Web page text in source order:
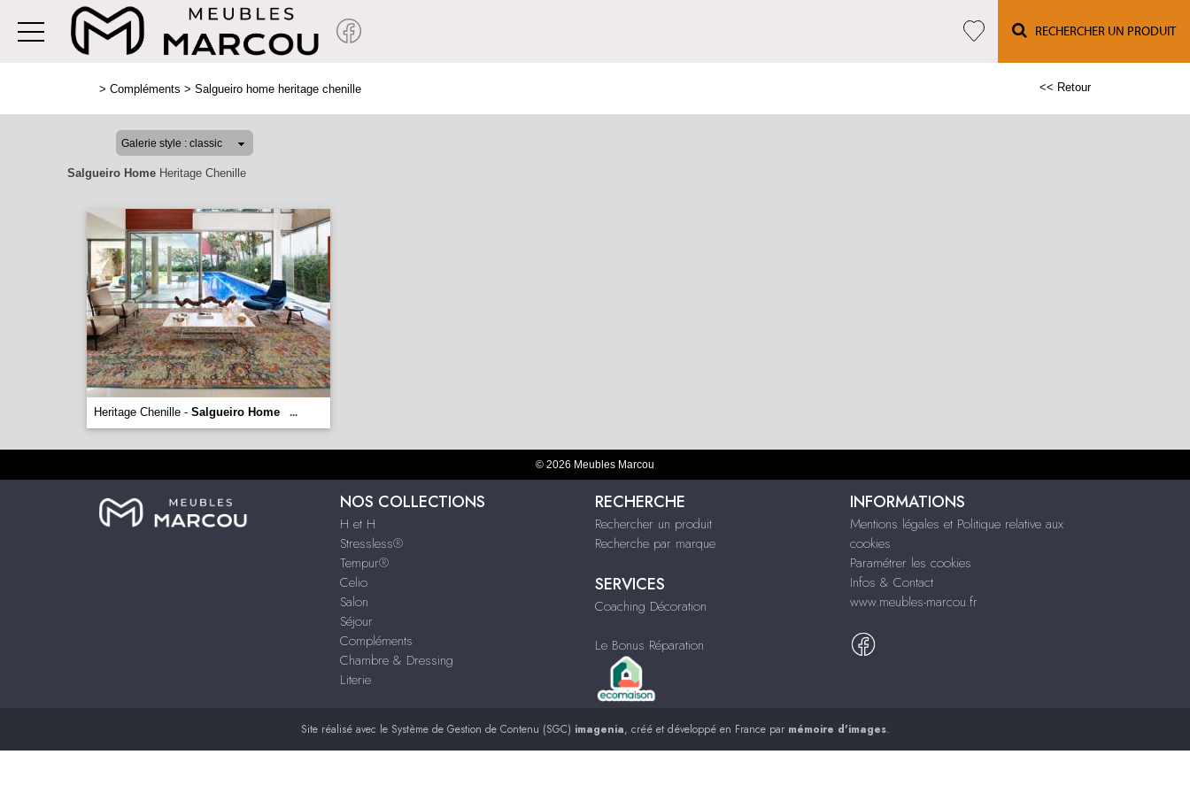
RECHERCHER UN PRODUIT
> Compléments > Salgueiro home heritage chenille << Retour
Salgueiro Home Heritage Chenille
Heritage Chenille - Salgueiro Home ...
© 2026 Meubles Marcou
NOS COLLECTIONS
H et H
Stressless®
Tempur®
Celio
Salon
Séjour
Compléments
Chambre & Dressing
Literie
RECHERCHE
Rechercher un produit
Recherche par marque
SERVICES
Coaching Décoration
Le Bonus Réparation
INFORMATIONS
Mentions légales et Politique relative aux
cookies
Paramétrer les cookies
Infos & Contact
www.meubles-marcou.fr
Site réalisé avec le Système de Gestion de Contenu (SGC) imagenia, créé et développé en France par mémoire d'images.